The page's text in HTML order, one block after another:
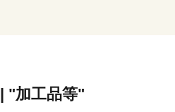
ます。
"加工品等"